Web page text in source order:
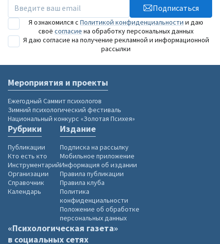
Подписаться
Я ознакомился с Политикой конфиденциальности и даю
своё согласие на обработку персональных данных
Я даю согласие на получение рекламной и информационной
рассылки
Мероприятия и проекты
Ежегодный Саммит психологов
Зимний психологический фестиваль
Национальный конкурс «Золотая Психея»
Рубрики
Публикации
Кто есть кто
Инструментарий
Организации
Справочник
Календарь
Издание
Подписка на рассылку
Мобильное приложение
Информация об издании
Правила публикации
Правила клуба
Политика
конфиденциальности
Положение об обработке
персональных данных
«Психологическая газета»
в социальных сетях